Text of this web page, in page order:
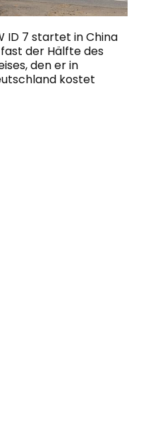
ID 7 startet in China
fast der Hälfte des
den er in
kostet